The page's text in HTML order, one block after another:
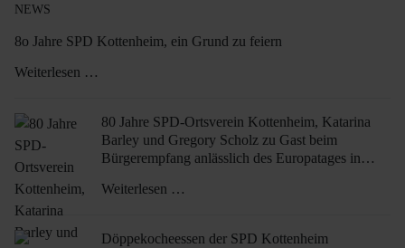
NEWS
8o Jahre SPD Kottenheim, ein Grund zu feiern
Weiterlesen …
80 Jahre SPD-Ortsverein Kottenheim, Katarina
Barley und Gregory Scholz zu Gast beim
Bürgerempfang anlässlich des Europatages in
Weiterlesen …
Döppekocheessen der SPD Kottenheim